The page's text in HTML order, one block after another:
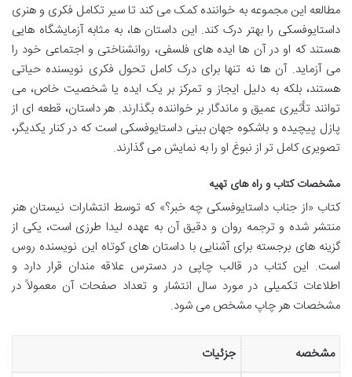
مطالعه این مجموعه به خواننده کمک می کند تا سیر تکامل فکری و هنری
داستایوفسکی را بهتر درک کند. این داستان ها، به مثابه آزمایشگاه هایی
هستند که او در آن ها ایده های فلسفی، روانشناختی و اجتماعی خود را
می آزماید. آن ها نه تنها برای درک کامل تحول فکری نویسنده حیاتی
هستند، بلکه به دلیل ایجاز و تمرکز بر یک ایده یا شخصیت خاص، می
توانند تأثیری عمیق و ماندگار بر خواننده بگذارند. هر داستان، قطعه ای از
پازل پیچیده و باشکوه جهان بینی داستایوفسکی است که در کنار یکدیگر،
تصویری کامل تر از نبوغ او را به نمایش می گذارند.
مشخصات کتاب و راه های تهیه
کتاب «از جناب داستایوفسکی چه خبر؟» که توسط انتشارات نیستان هنر
منتشر شده و ترجمه روان و دقیق آن به عهده لیدا طرزی است، یکی از
گزینه های برجسته برای آشنایی با داستان های کوتاه این نویسنده روس
است. این کتاب در قالب چاپی در دسترس علاقه مندان قرار دارد و
اطلاعات تکمیلی در مورد سال انتشار و تعداد صفحات آن معمولاً در
مشخصات هر چاپ مشخص می شود.
مشخصه
جزئیات